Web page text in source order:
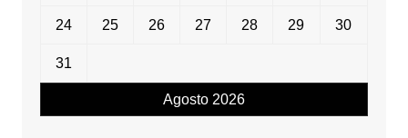
Agosto 2026
24 25 26 27 28 29 30
31